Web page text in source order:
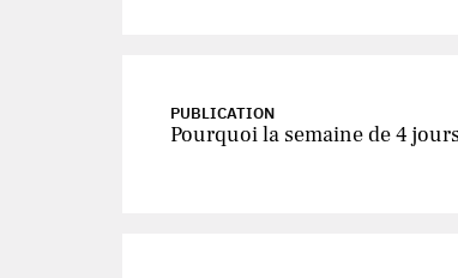
PUBLICATION
Pourquoi la semaine de 4